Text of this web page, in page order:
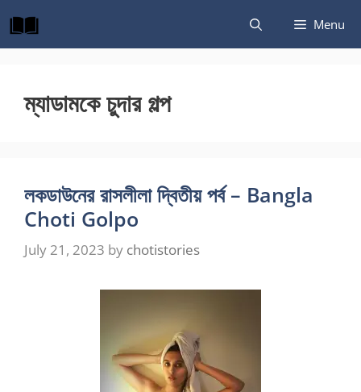
to
content
Menu
ম্যাডামকে চুদার গল্প
লকডাউনের রাসলীলা দ্বিতীয় পর্ব – Bangla
Choti Golpo
July 21, 2023 by chotistories